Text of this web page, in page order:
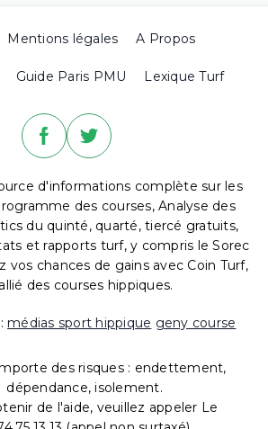
Mentions légales A Propos
Guide Paris PMU Lexique Turf
d'informations complète sur les
des courses, Analyse des
du quinté, quarté, tiercé gratuits,
et rapports turf, y compris le Sorec
vos chances de gains avec Coin Turf,
des courses hippiques.
médias sport hippique geny course
des risques : endettement,
dépendance, isolement.
de l'aide, veuillez appeler Le